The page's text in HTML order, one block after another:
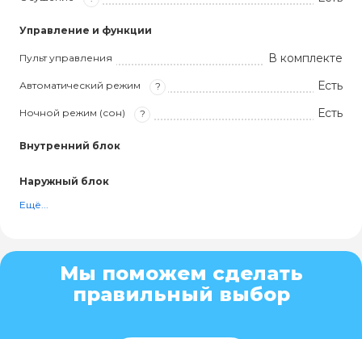
Управление и функции
Пульт управления В комплекте
Автоматический режим ? Есть
Ночной режим (сон) ? Есть
Внутренний блок
Наружный блок
Ещё...
Мы поможем сделать
правильный выбор